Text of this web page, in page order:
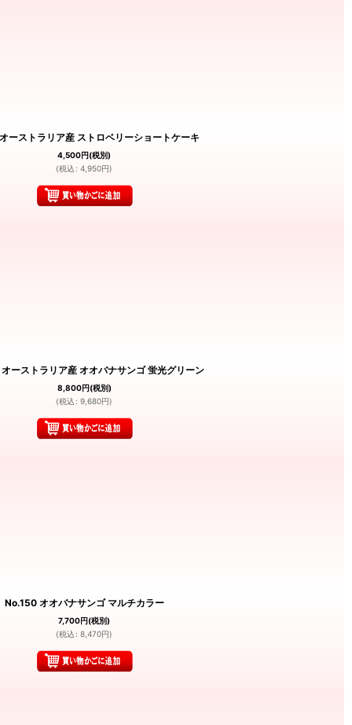
ーストラリア産 ストロベリーショートケーキ
4,500円(税別)
(税込 : 4,950円)
ーストラリア産 オオバナサンゴ 蛍光グリーン
8,800円(税別)
(税込 : 9,680円)
No.150 オオバナサンゴ マルチカラー
7,700円(税別)
(税込 : 8,470円)